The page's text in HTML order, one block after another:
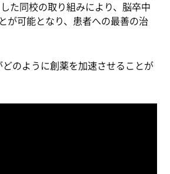
た同校の取り組みにより、脳卒中
が可能となり、患者への最善の治
のように創薬を加速させることが